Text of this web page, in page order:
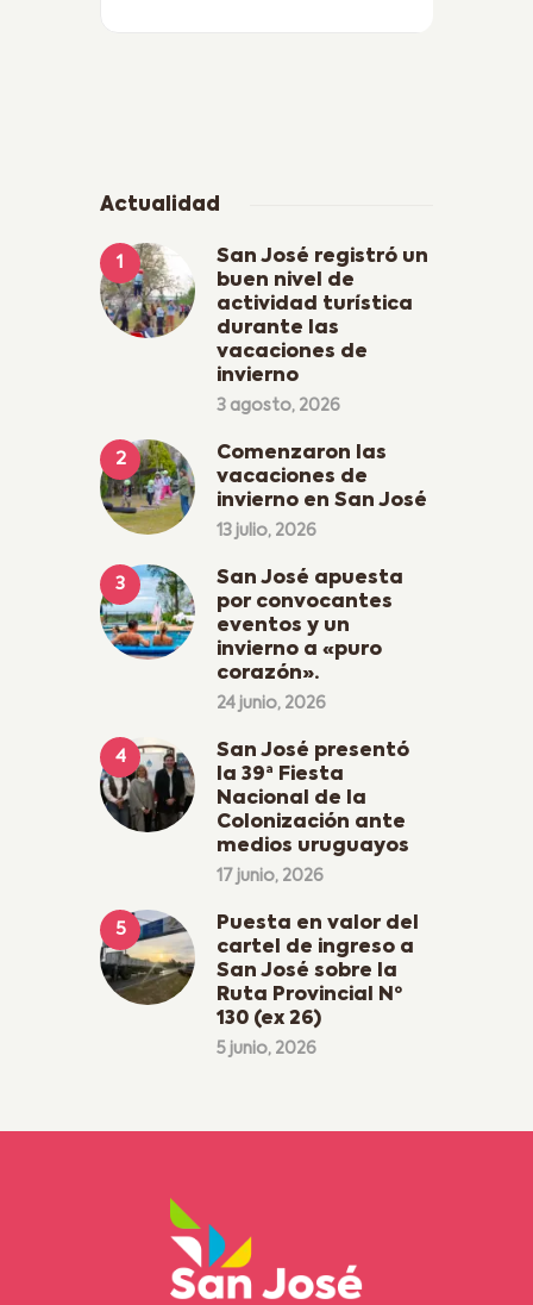
Actualidad
San José registró un
buen nivel de
actividad turística
durante las
vacaciones de
invierno
3 agosto, 2026
Comenzaron las
vacaciones de
invierno en San José
13 julio, 2026
San José apuesta
por convocantes
eventos y un
invierno a «puro
corazón».
24 junio, 2026
San José presentó
la 39ª Fiesta
Nacional de la
Colonización ante
medios uruguayos
17 junio, 2026
Puesta en valor del
cartel de ingreso a
San José sobre la
Ruta Provincial Nº
130 (ex 26)
5 junio, 2026